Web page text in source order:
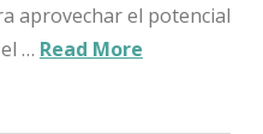
aprovechar el potencial
… Read More